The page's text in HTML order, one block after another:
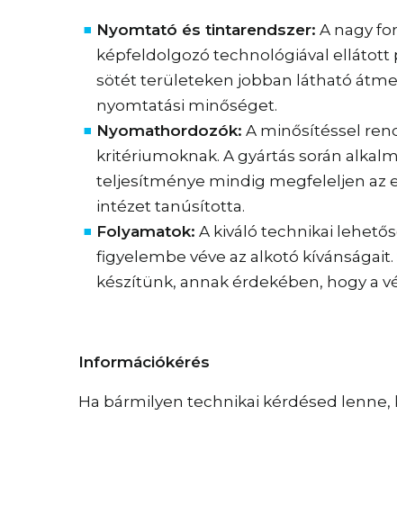
Nyomtató és tintarendszer: A nagy
képfeldolgozó technológiával ellátott
sötét területeken jobban látható
nyomtatási minőséget.
Nyomathordozók: A minősítéssel
kritériumoknak. A gyártás során
teljesítménye mindig megfeleljen az
intézet tanúsította.
Folyamatok: A kiváló technikai
figyelembe véve az alkotó
készítünk, annak érdekében, hogy a
Információkérés
Ha bármilyen technikai kérdésed lenne,